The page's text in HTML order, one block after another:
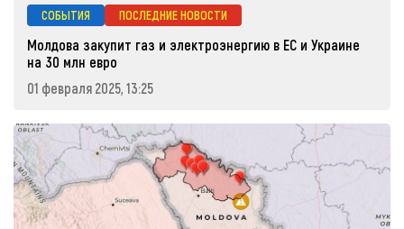
СОБЫТИЯ ПОСЛЕДНИЕ НОВОСТИ
Молдова закупит газ и электроэнергию в ЕС и Украине
на 30 млн евро
01 февраля 2025, 13:25